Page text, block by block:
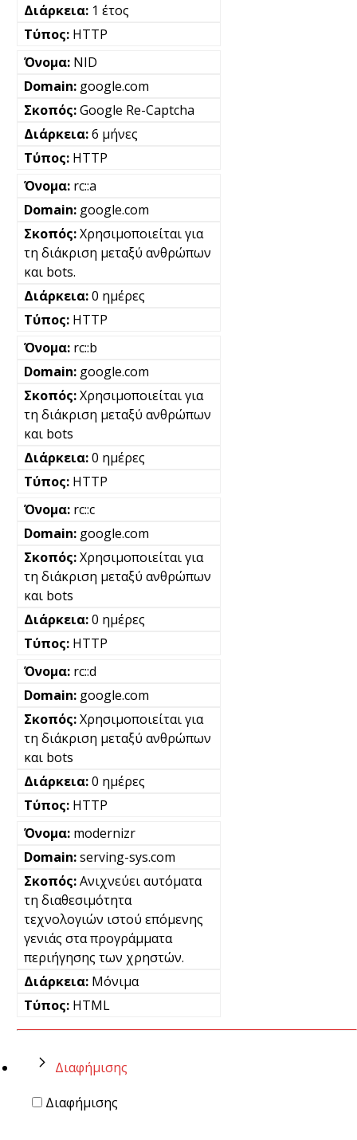
1 έτος
HTTP
NID
google.com
Google Re-Captcha
6 μήνες
HTTP
rc::a
google.com
Χρησιμοποιείται για
τη διάκριση μεταξύ ανθρώπων
και bots.
0 ημέρες
HTTP
rc::b
google.com
Χρησιμοποιείται για
τη διάκριση μεταξύ ανθρώπων
και bots
0 ημέρες
HTTP
rc::c
google.com
Χρησιμοποιείται για
τη διάκριση μεταξύ ανθρώπων
και bots
0 ημέρες
HTTP
rc::d
google.com
Χρησιμοποιείται για
τη διάκριση μεταξύ ανθρώπων
και bots
0 ημέρες
HTTP
modernizr
serving-sys.com
Ανιχνεύει αυτόματα
τη διαθεσιμότητα
τεχνολογιών ιστού επόμενης
γενιάς στα προγράμματα
περιήγησης των χρηστών.
Μόνιμα
HTML
Διαφήμισης
Διαφήμισης